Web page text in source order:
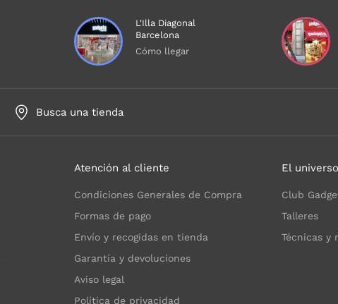
L'Illa Diagonal
Barcelona
Cómo llegar
Busca una tienda
Atención al cliente
Condiciones Generales de Compra
Formas de pago
Envío y recogidas en tienda
Garantía y devoluciones
Aviso legal
Política de privacidad
El
Club
Talleres
Técnicas y